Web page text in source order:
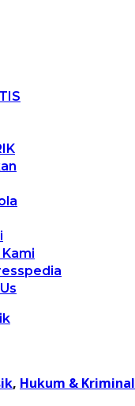
, Hukum & Kriminal